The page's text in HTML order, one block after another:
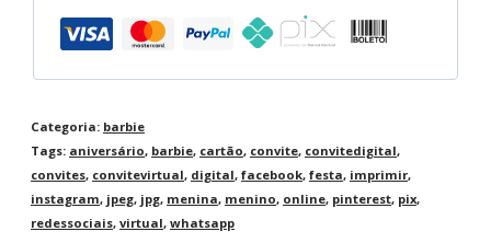
Categoria: barbie
Tags: aniversário, barbie, cartão, convite, convitedigital,
convites, convitevirtual, digital, facebook, festa, imprimir,
instagram, jpeg, jpg, menina, menino, online, pinterest, pix,
redessociais, virtual, whatsapp